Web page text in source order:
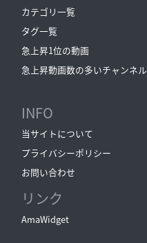
カテゴリ一覧
タグ一覧
急上昇1位の動画
急上昇動画数の多いチャンネル
INFO
当サイトについて
プライバシーポリシー
お問い合わせ
リンク
AmaWidget